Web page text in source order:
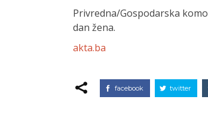
Privredna/Gospodarska
dan žena.
akta.ba
facebook twitter